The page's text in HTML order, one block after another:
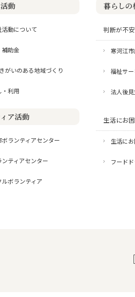
動
活動について
補助金
がいのある地域づくり
・利用
ア活動
ボランティアセンター
ンティアセンター
ルボランティア
暮らし
判断が不
寒河江
福祉サ
法人後
生活にお
生活に
フード